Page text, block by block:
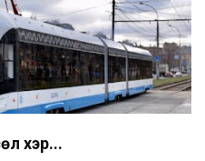
хэр...